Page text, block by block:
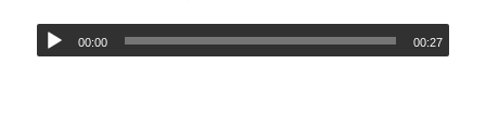
00:00 00:27